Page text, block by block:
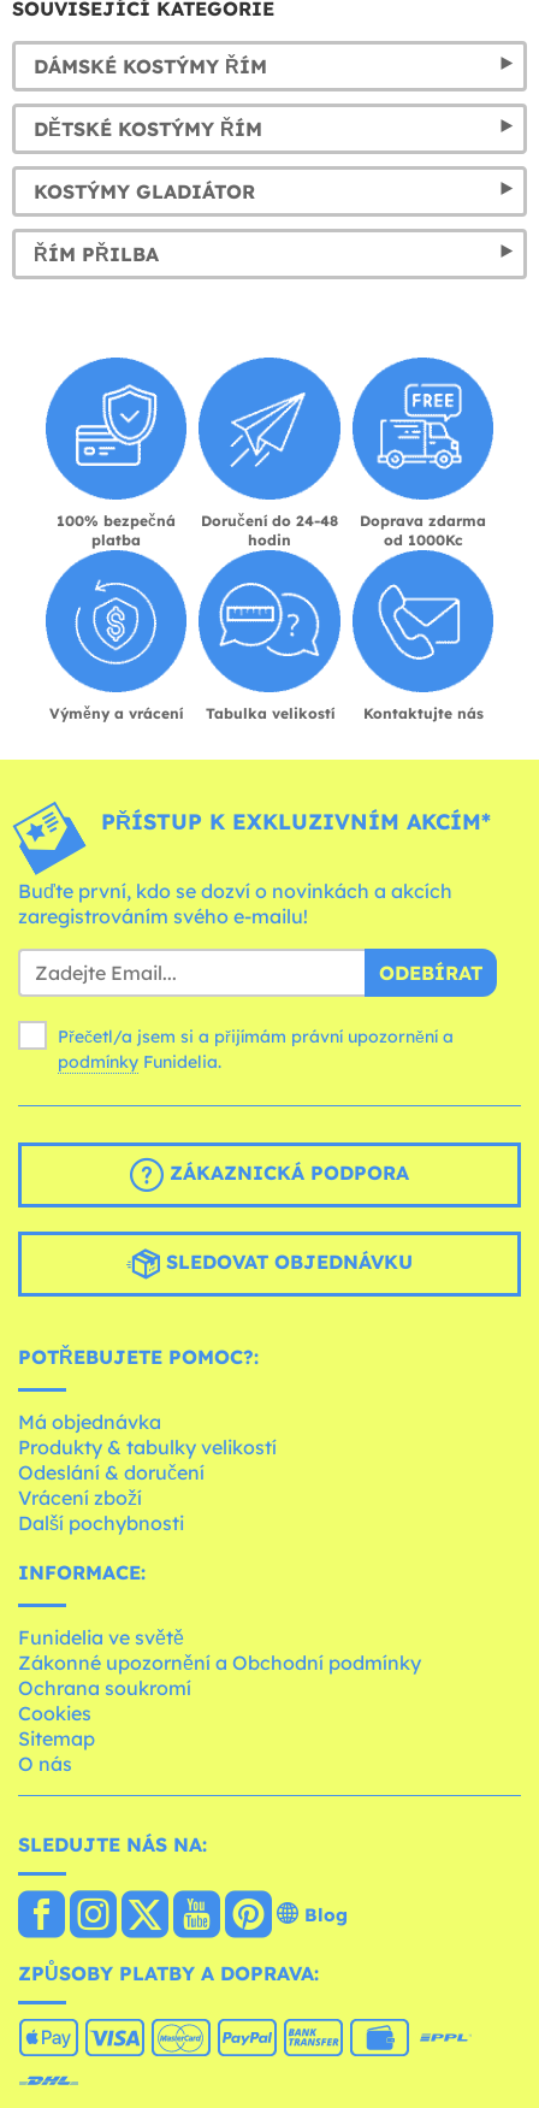
SOUVISEJÍCÍ KATEGORIE
DÁMSKÉ KOSTÝMY ŘÍM
DĚTSKÉ KOSTÝMY ŘÍM
KOSTÝMY GLADIÁTOR
ŘÍM PŘILBA
100% bezpečná
platba
Doručení do 24-48
hodin
Doprava zdarma
od 1000Kc
Výměny a vrácení Tabulka velikostí Kontaktujte nás
PŘÍSTUP K EXKLUZIVNÍM AKCÍM*
Buďte první, kdo se dozví o novinkách a akcích
zaregistrováním svého e-mailu!
ODEBÍRAT
Přečetl/a jsem si a přijímám právní upozornění a
podmínky Funidelia.
ZÁKAZNICKÁ PODPORA
SLEDOVAT OBJEDNÁVKU
POTŘEBUJETE POMOC?:
Má objednávka
Produkty & tabulky velikostí
Odeslání & doručení
Vrácení zboží
Další pochybnosti
INFORMACE:
Funidelia ve světě
Zákonné upozornění a Obchodní podmínky
Ochrana soukromí
Cookies
Sitemap
O nás
SLEDUJTE NÁS NA:
Blog
ZPŮSOBY PLATBY A DOPRAVA: